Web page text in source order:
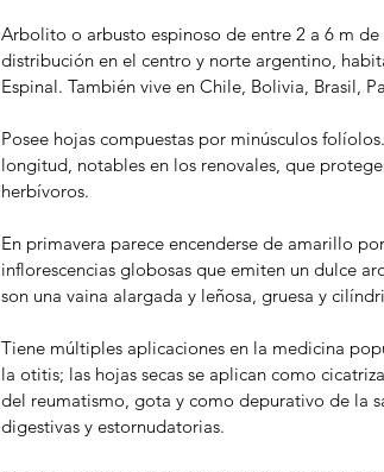
Arbolito o arbusto espinoso de entre 2 a 6 m
distribución en el centro y norte argentino,
Espinal. También vive en Chile, Bolivia, Brasil,
Posee hojas compuestas por minúsculos
longitud, notables en los renovales, que
herbívoros.
En primavera parece encenderse de amarillo
inflorescencias globosas que emiten un dulce
son una vaina alargada y leñosa, gruesa y
Tiene múltiples aplicaciones en la medicina
la otitis; las hojas secas se aplican como
del reumatismo, gota y como depurativo de la
digestivas y estornudatorias.